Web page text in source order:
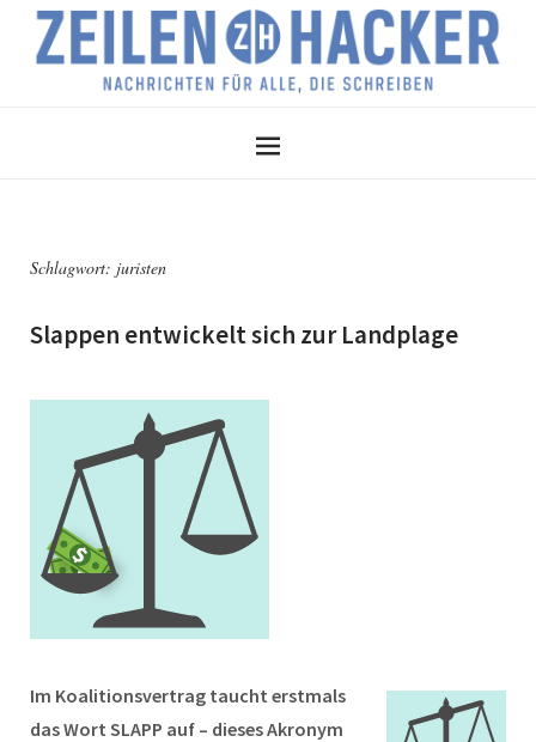
Schlagwort: juristen
Slappen entwickelt sich zur Landplage
Im Koalitionsvertrag taucht erstmals
das Wort SLAPP auf – dieses Akronym